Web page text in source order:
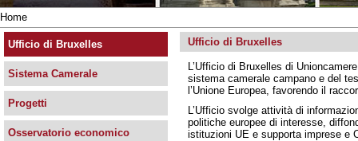
n
c
p
a
e
Tu
sei
qui
Home
Ufficio di Bruxelles
L’Ufficio di Bruxelles di
sistema camerale campano e del
l’Unione Europea, favorendo il
L’Ufficio svolge attività di
politiche europee di interesse,
istituzioni UE e supporta imprese e
Ufficio di Bruxelles
Sistema Camerale
Progetti
Osservatorio economico